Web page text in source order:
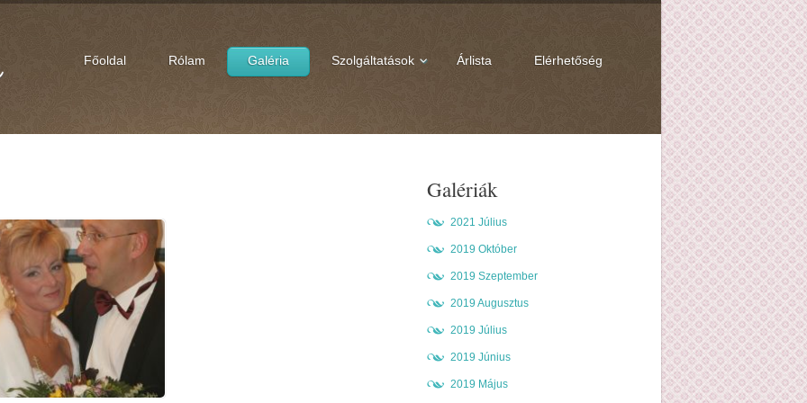
Főoldal Rólam Galéria Szolgáltatások Árlista Elérhetőség
Galériák
2021 Július
2019 Október
2019 Szeptember
2019 Augusztus
2019 Július
2019 Június
2019 Május